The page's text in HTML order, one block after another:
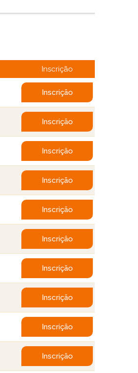
Inscrição
Inscrição
Inscrição
Inscrição
Inscrição
Inscrição
Inscrição
Inscrição
Inscrição
Inscrição
Inscrição